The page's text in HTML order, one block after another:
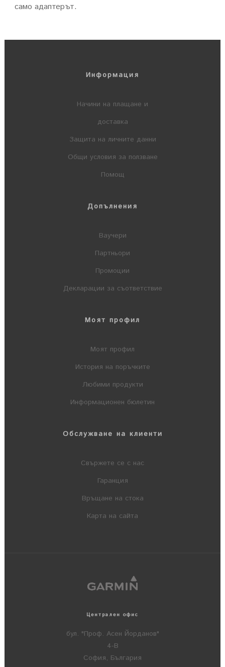
само адаптерът.
Информация
Начини на плащане и
доставка
Защита на личните данни
Общи условия за ползване
Помощ
Допълнения
Ваучери
Партньори
Промоции
Декларации за съответствие
Моят профил
Моят профил
История на поръчките
Любими продукти
Информационен бюлетин
Обслужване на клиенти
Свържете се с нас
Гаранция
Връщане на стока
Карта на сайта
Централен офис
бул. "Проф. Асен Йорданов"
4-В
София, България